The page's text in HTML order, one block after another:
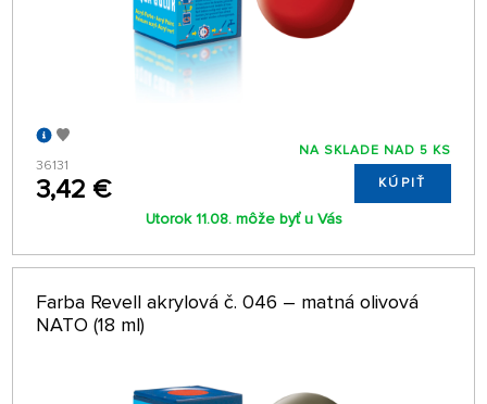
36131
3,42 €
NA SKLADE NAD 5 KS
KÚPIŤ
Utorok 11.08. môže byť u Vás
Farba Revell akrylová č. 046 – matná olivová
NATO (18 ml)